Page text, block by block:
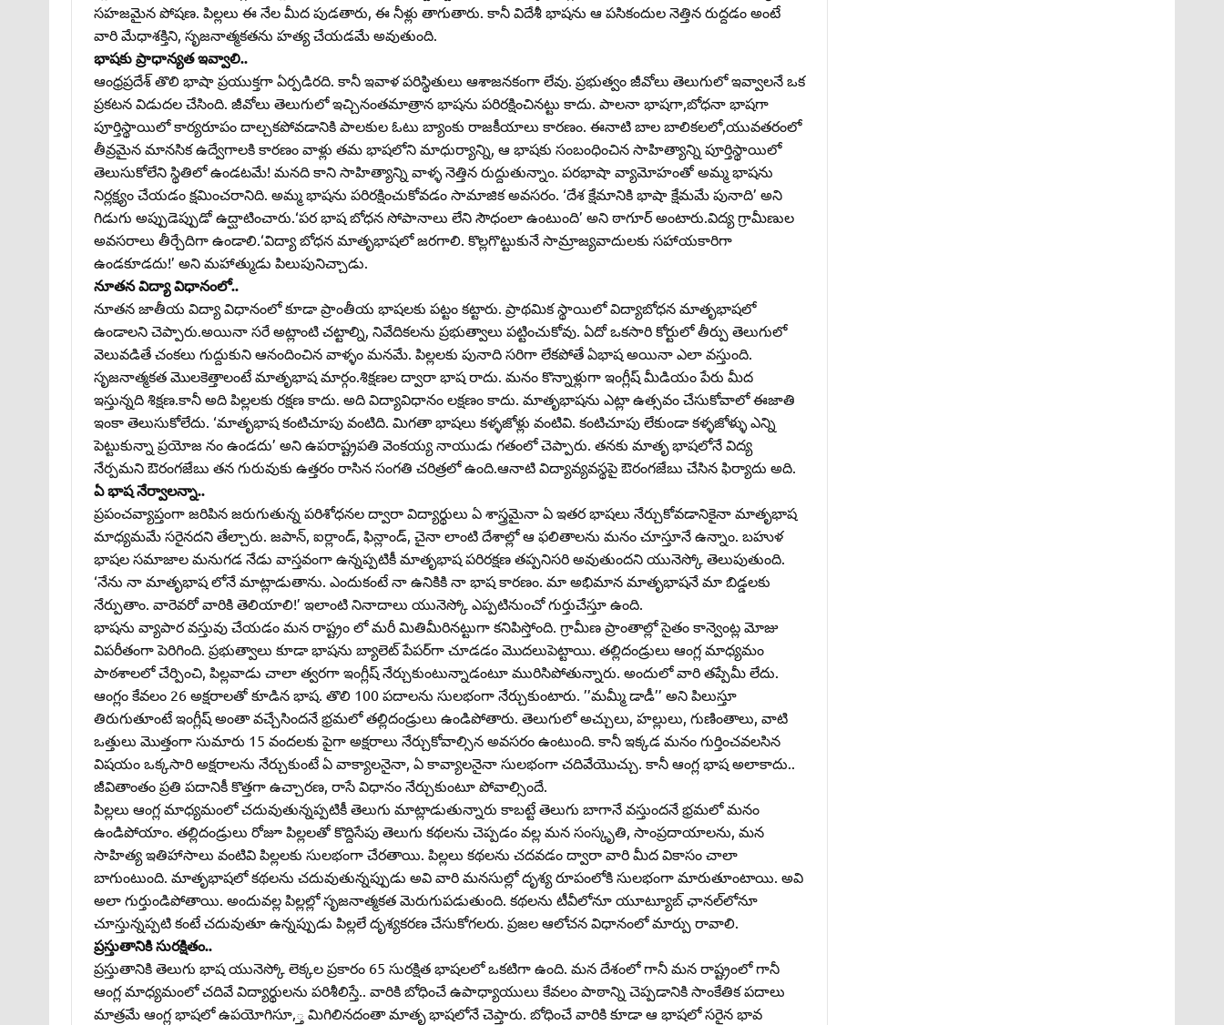
సహజమైన పోషణ. పిల్లలు ఈ నేల మీద పుడతారు, ఈ నీళ్లు తాగుతారు. కానీ విదేశీ భాషను ఆ పసికందుల నెత్తిన రుద్దడం అంటే
వారి మేధాశక్తిని, సృజనాత్మకతను హత్య చేయడమే అవుతుంది.
భాషకు ప్రాధాన్యత ఇవ్వాలి..
ఆంధ్రప్రదేశ్‌ తొలి భాషా ప్రయుక్తగా ఏర్పడిరది. కానీ ఇవాళ పరిస్థితులు ఆశాజనకంగా లేవు. ప్రభుత్వం జీవోలు తెలుగులో ఇవ్వాలనే ఒక
ప్రకటన విడుదల చేసింది. జీవోలు తెలుగులో ఇచ్చినంతమాత్రాన భాషను పరిరక్షించినట్టు కాదు. పాలనా భాషగా,బోధనా భాషగా
పూర్తిస్థాయిలో కార్యరూపం దాల్చకపోవడానికి పాలకుల ఓటు బ్యాంకు రాజకీయాలు కారణం. ఈనాటి బాల బాలికలలో,యువతరంలో
తీవ్రమైన మానసిక ఉద్వేగాలకి కారణం వాళ్లు తమ భాషలోని మాధుర్యాన్ని, ఆ భాషకు సంబంధించిన సాహిత్యాన్ని పూర్తిస్థాయిలో
తెలుసుకోలేని స్థితిలో ఉండటమే! మనది కాని సాహిత్యాన్ని వాళ్ళ నెత్తిన రుద్దుతున్నాం. పరభాషా వ్యామోహంతో అమ్మ భాషను
నిర్లక్ష్యం చేయడం క్షమించరానిది. అమ్మ భాషను పరిరక్షించుకోవడం సామాజిక అవసరం. ‘దేశ క్షేమానికి భాషా క్షేమమే పునాది’ అని
గిడుగు అప్పుడెప్పుడో ఉద్ఘాటించారు.‘పర భాష బోధన సోపానాలు లేని సౌధంలా ఉంటుంది’ అని ఠాగూర్‌ అంటారు.విద్య గ్రామీణుల
అవసరాలు తీర్చేదిగా ఉండాలి.‘విద్యా బోధన మాతృభాషలో జరగాలి. కొల్లగొట్టుకునే సామ్రాజ్యవాదులకు సహాయకారిగా
ఉండకూడదు!’ అని మహాత్ముడు పిలుపునిచ్చాడు.
నూతన విద్యా విధానంలో..
నూతన జాతీయ విద్యా విధానంలో కూడా ప్రాంతీయ భాషలకు పట్టం కట్టారు. ప్రాథమిక స్థాయిలో విద్యాబోధన మాతృభాషలో
ఉండాలని చెప్పారు.అయినా సరే అట్లాంటి చట్టాల్ని, నివేదికలను ప్రభుత్వాలు పట్టించుకోవు. ఏదో ఒకసారి కోర్టులో తీర్పు తెలుగులో
వెలువడితే చంకలు గుద్దుకుని ఆనందించిన వాళ్ళం మనమే. పిల్లలకు పునాది సరిగా లేకపోతే ఏభాష అయినా ఎలా వస్తుంది.
సృజనాత్మకత మొలకెత్తాలంటే మాతృభాష మార్గం.శిక్షణల ద్వారా భాష రాదు. మనం కొన్నాళ్లుగా ఇంగ్లీష్‌ మీడియం పేరు మీద
ఇస్తున్నది శిక్షణ.కానీ అది పిల్లలకు రక్షణ కాదు. అది విద్యావిధానం లక్షణం కాదు. మాతృభాషను ఎట్లా ఉత్సవం చేసుకోవాలో ఈజాతి
ఇంకా తెలుసుకోలేదు. ‘మాతృభాష కంటిచూపు వంటిది. మిగతా భాషలు కళ్ళజోళ్లు వంటివి. కంటిచూపు లేకుండా కళ్ళజోళ్ళు ఎన్ని
పెట్టుకున్నా ప్రయోజ నం ఉండదు’ అని ఉపరాష్ట్రపతి వెంకయ్య నాయుడు గతంలో చెప్పారు. తనకు మాతృ భాషలోనే విద్య
నేర్పమని ఔరంగజేబు తన గురువుకు ఉత్తరం రాసిన సంగతి చరిత్రలో ఉంది.ఆనాటి విద్యావ్యవస్థపై ఔరంగజేబు చేసిన ఫిర్యాదు అది.
ఏ భాష నేర్వాలన్నా..
ప్రపంచవ్యాప్తంగా జరిపిన జరుగుతున్న పరిశోధనల ద్వారా విద్యార్థులు ఏ శాస్త్రమైనా ఏ ఇతర భాషలు నేర్చుకోవడానికైనా మాతృభాష
మాధ్యమమే సరైనదని తేల్చారు. జపాన్‌, ఐర్లాండ్‌, ఫిన్లాండ్‌, చైనా లాంటి దేశాల్లో ఆ ఫలితాలను మనం చూస్తూనే ఉన్నాం. బహుళ
భాషల సమాజాల మనుగడ నేడు వాస్తవంగా ఉన్నప్పటికీ మాతృభాష పరిరక్షణ తప్పనిసరి అవుతుందని యునెస్కో తెలుపుతుంది.
‘నేను నా మాతృభాష లోనే మాట్లాడుతాను. ఎందుకంటే నా ఉనికికి నా భాష కారణం. మా అభిమాన మాతృభాషనే మా బిడ్డలకు
నేర్పుతాం. వారెవరో వారికి తెలియాలి!’ ఇలాంటి నినాదాలు యునెస్కో ఎప్పటినుంచో గుర్తుచేస్తూ ఉంది.
భాషను వ్యాపార వస్తువు చేయడం మన రాష్ట్రం లో మరీ మితిమీరినట్టుగా కనిపిస్తోంది. గ్రామీణ ప్రాంతాల్లో సైతం కాన్వెంట్ల మోజు
విపరీతంగా పెరిగింది. ప్రభుత్వాలు కూడా భాషను బ్యాలెట్‌ పేపర్‌గా చూడడం మొదలుపెట్టాయి. తల్లిదండ్రులు ఆంగ్ల మాధ్యమం
పాఠశాలలో చేర్పించి, పిల్లవాడు చాలా త్వరగా ఇంగ్లీష్‌ నేర్చుకుంటున్నాడంటూ మురిసిపోతున్నారు. అందులో వారి తప్పేమీ లేదు.
ఆంగ్లం కేవలం 26 అక్షరాలతో కూడిన భాష. తొలి 100 పదాలను సులభంగా నేర్చుకుంటారు. ’’మమ్మీ డాడీ’’ అని పిలుస్తూ
తిరుగుతూంటే ఇంగ్లీష్‌ అంతా వచ్చేసిందనే భ్రమలో తల్లిదండ్రులు ఉండిపోతారు. తెలుగులో అచ్చులు, హల్లులు, గుణింతాలు, వాటి
ఒత్తులు మొత్తంగా సుమారు 15 వందలకు పైగా అక్షరాలు నేర్చుకోవాల్సిన అవసరం ఉంటుంది. కానీ ఇక్కడ మనం గుర్తించవలసిన
విషయం ఒక్కసారి అక్షరాలను నేర్చుకుంటే ఏ వాక్యాలనైనా, ఏ కావ్యాలనైనా సులభంగా చదివేయొచ్చు. కానీ ఆంగ్ల భాష అలాకాదు..
జీవితాంతం ప్రతి పదానికీ కొత్తగా ఉచ్చారణ, రాసే విధానం నేర్చుకుంటూ పోవాల్సిందే.
పిల్లలు ఆంగ్ల మాధ్యమంలో చదువుతున్నప్పటికీ తెలుగు మాట్లాడుతున్నారు కాబట్టే తెలుగు బాగానే వస్తుందనే భ్రమలో మనం
ఉండిపోయాం. తల్లిదండ్రులు రోజూ పిల్లలతో కొద్దిసేపు తెలుగు కథలను చెప్పడం వల్ల మన సంస్కృతి, సాంప్రదాయాలను, మన
సాహిత్య ఇతిహాసాలు వంటివి పిల్లలకు సులభంగా చేరతాయి. పిల్లలు కథలను చదవడం ద్వారా వారి మీద వికాసం చాలా
బాగుంటుంది. మాతృభాషలో కథలను చదువుతున్నప్పుడు అవి వారి మనసుల్లో దృశ్య రూపంలోకి సులభంగా మారుతూంటాయి. అవి
అలా గుర్తుండిపోతాయి. అందువల్ల పిల్లల్లో సృజనాత్మకత మెరుగుపడుతుంది. కథలను టీవీలోనూ యూట్యూబ్‌ ఛానల్‌లోనూ
చూస్తున్నప్పటి కంటే చదువుతూ ఉన్నప్పుడు పిల్లలే దృశ్యకరణ చేసుకోగలరు. ప్రజల ఆలోచన విధానంలో మార్పు రావాలి.
ప్రస్తుతానికి సురక్షితం..
ప్రస్తుతానికి తెలుగు భాష యునెస్కో లెక్కల ప్రకారం 65 సురక్షిత భాషలలో ఒకటిగా ఉంది. మన దేశంలో గానీ మన రాష్ట్రంలో గానీ
ఆంగ్ల మాధ్యమంలో చదివే విద్యార్థులను పరిశీలిస్తే.. వారికి బోధించే ఉపాధ్యాయులు కేవలం పాఠాన్ని చెప్పడానికి సాంకేతిక పదాలు
మాత్రమే ఆంగ్ల భాషలో ఉపయోగిసూ,్త మిగిలినదంతా మాతృ భాషలోనే చెప్తారు. బోధించే వారికి కూడా ఆ భాషలో సరైన భావ